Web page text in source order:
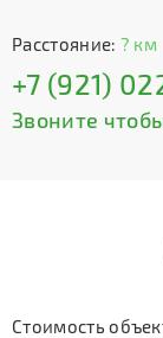
Расстояние: ? км
+7 (921)
Звоните
Стоимость